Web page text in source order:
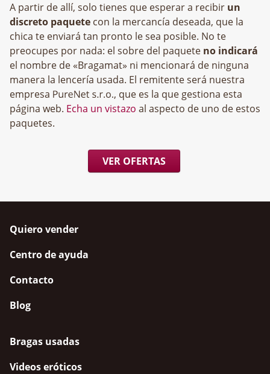
A partir de allí, solo tienes que esperar a recibir un
discreto paquete con la mercancía deseada, que la
chica te enviará tan pronto le sea posible. No te
preocupes por nada: el sobre del paquete no indicará
el nombre de «Bragamat» ni mencionará de ninguna
manera la lencería usada. El remitente será nuestra
empresa
, que es la que gestiona esta
página web. Echa un vistazo al aspecto de uno de estos
paquetes.
VER OFERTAS
Quiero vender
Centro de ayuda
Contacto
Blog
Bragas usadas
Videos eróticos